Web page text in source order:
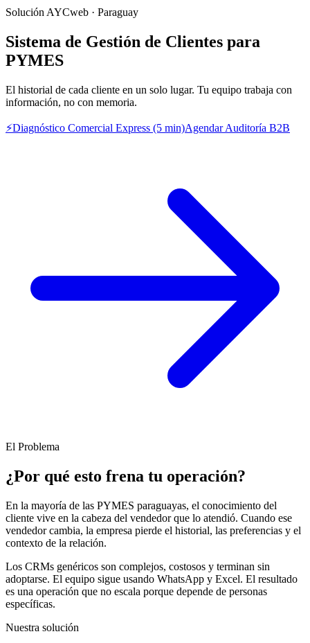
Solución AYCweb · Paraguay
Sistema de Gestión de Clientes para
PYMES
El historial de cada cliente en un solo lugar. Tu equipo trabaja con
información, no con memoria.
⚡Diagnóstico Comercial Express (5 min)Agendar Auditoría B2B
El Problema
¿Por qué esto frena tu operación?
En la mayoría de las PYMES paraguayas, el conocimiento del
cliente vive en la cabeza del vendedor que lo atendió. Cuando ese
vendedor cambia, la empresa pierde el historial, las preferencias y el
contexto de la relación.
Los CRMs genéricos son complejos, costosos y terminan sin
adoptarse. El equipo sigue usando WhatsApp y Excel. El resultado
es una operación que no escala porque depende de personas
específicas.
Nuestra solución